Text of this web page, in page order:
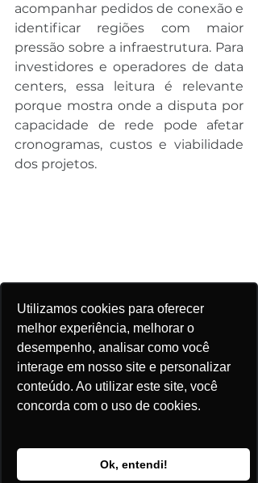
Utilizamos cookies para oferecer
melhor experiência, melhorar o
desempenho, analisar como você
interage em nosso site e personalizar
conteúdo. Ao utilizar este site, você
concorda com o uso de cookies.
Ok, entendi!
acompanhar pedidos de conexão e
identificar regiões com maior
pressão sobre a infraestrutura. Para
investidores e operadores de data
centers, essa leitura é relevante
porque mostra onde a disputa por
capacidade de rede pode afetar
cronogramas, custos e viabilidade
dos projetos.
Captura de Tela da Fila de Acesso à
Rede da Plataforma ePowerBay
Inteligência artificial
de investimentos